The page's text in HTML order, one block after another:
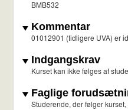
BMB532
Kommentar
01012901 (tidligere UVA) er
Indgangskrav
Kurset kan ikke følges af
Faglige
Studerende, der følger